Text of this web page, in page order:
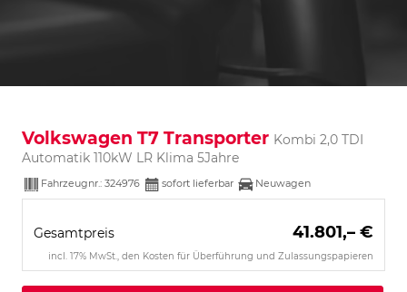
Volkswagen T7 Transporter Kombi 2,0 TDI
Automatik 110kW LR Klima 5Jahre
Fahrzeugnr.: 324976 sofort lieferbar Neuwagen
Gesamtpreis 41.801,– €
incl. 17% MwSt., den Kosten für Überführung und Zulassungspapieren